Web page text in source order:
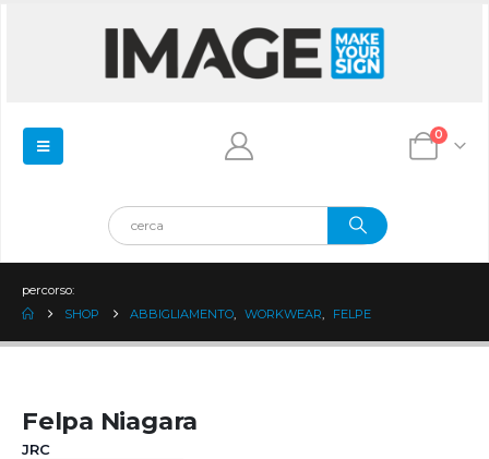
0
percorso:
SHOP
ABBIGLIAMENTO WORKWEAR FELPE
Felpa Niagara
JRC